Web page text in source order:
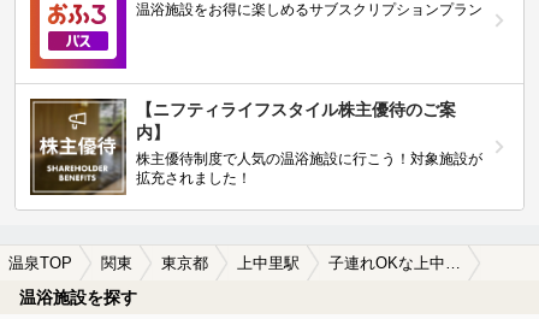
温浴施設をお得に楽しめるサブスクリプションプラン
【ニフティライフスタイル株主優待のご案
内】
株主優待制度で人気の温浴施設に行こう！対象施設が
拡充されました！
温泉TOP 関東 東京都 上中里駅 子連れOKな上中里駅近くの温泉、日帰り温泉、スーパー銭湯おすすめ
温浴施設を探す